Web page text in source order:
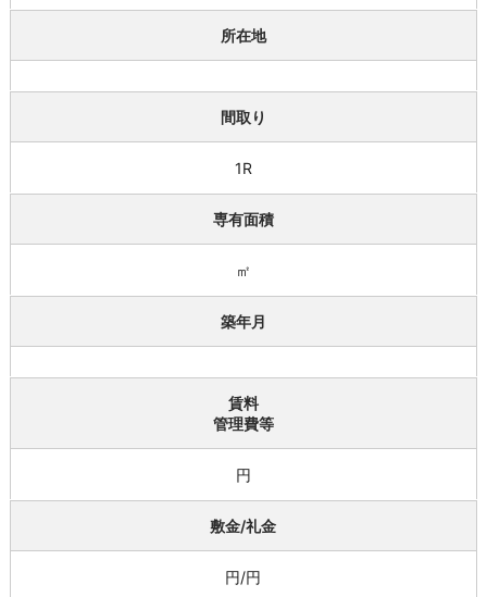
所在地
間取り
1R
専有面積
㎡
築年月
賃料
管理費等
円
敷金/礼金
円/円